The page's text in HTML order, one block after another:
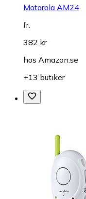
Motorola AM24
fr.
382 kr
hos Amazon.se
+13 butiker